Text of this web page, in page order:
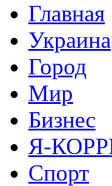
Главная
Украина
Город
Мир
Бизнес
Я-
Спорт